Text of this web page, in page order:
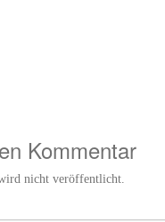
Kommentar
nicht veröffentlicht.